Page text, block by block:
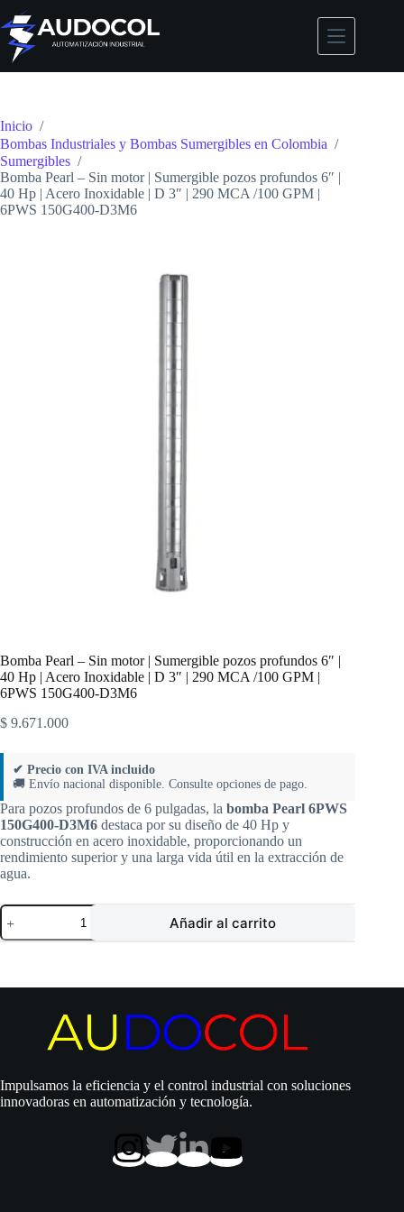
Saltar
al
contenido
Inicio /
Bombas Industriales y Bombas Sumergibles en Colombia /
Sumergibles /
Bomba Pearl – Sin motor | Sumergible pozos profundos 6″ |
40 Hp | Acero Inoxidable | D 3″ | 290 MCA /100 GPM |
6PWS 150G400-D3M6
Bomba Pearl – Sin motor | Sumergible pozos profundos 6″ |
40 Hp | Acero Inoxidable | D 3″ | 290 MCA /100 GPM |
6PWS 150G400-D3M6
$ 9.671.000
✔ Precio con IVA incluido
🚚 Envío nacional disponible. Consulte opciones de pago.
Para pozos profundos de 6 pulgadas, la bomba Pearl 6PWS
150G400-D3M6 destaca por su diseño de 40 Hp y
construcción en acero inoxidable, proporcionando un
rendimiento superior y una larga vida útil en la extracción de
agua.
Bomba
Pearl
–
|
profundos
40
Hp
|
Añadir al carrito
Impulsamos la eficiencia y el control industrial con soluciones
innovadoras en automatización y tecnología.